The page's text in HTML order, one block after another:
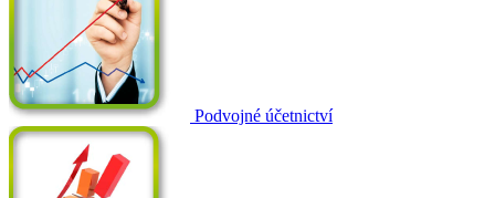
Podvojné účetnictví